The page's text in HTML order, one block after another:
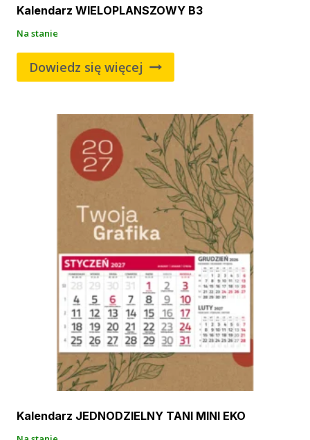
Kalendarz WIELOPLANSZOWY B3
Na stanie
Dowiedz się więcej
Kalendarz JEDNODZIELNY TANI MINI EKO